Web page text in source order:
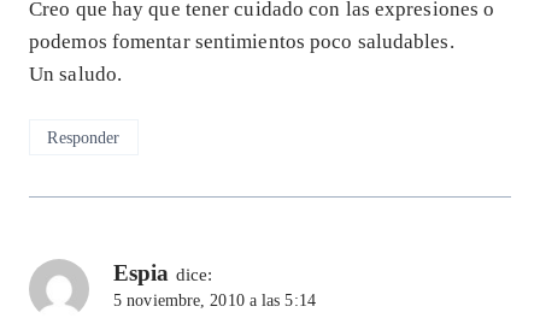
Creo que hay que tener cuidado con las expresiones o
podemos fomentar sentimientos poco saludables.
Un saludo.
Responder
Espia dice:
5 noviembre, 2010 a las 5:14